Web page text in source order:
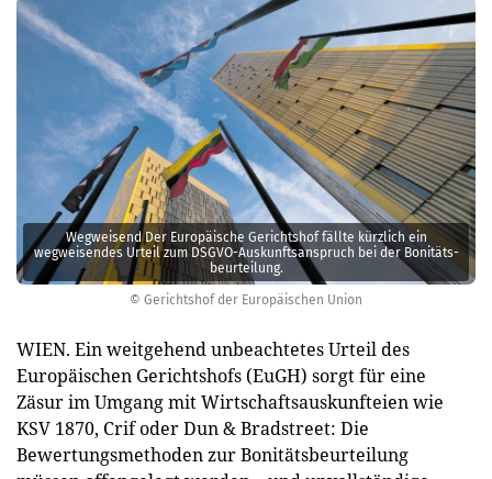
© Gerichtshof der Europäischen Union
Wegweisend Der Europäische Gerichtshof fällte kürzlich ein
wegweisendes Urteil zum DSGVO-Auskunftsanspruch bei der Bonitäts­
beurteilung.
WIEN. Ein weitgehend unbeachtetes Urteil des
Europäischen Gerichtshofs (EuGH) sorgt für eine
Zäsur im Umgang mit Wirtschaftsauskunfteien wie
KSV 1870, Crif oder Dun & Bradstreet: Die
Bewertungsmethoden zur Bonitätsbeurteilung